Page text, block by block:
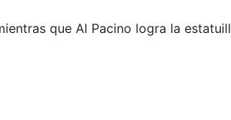
que Al Pacino logra la